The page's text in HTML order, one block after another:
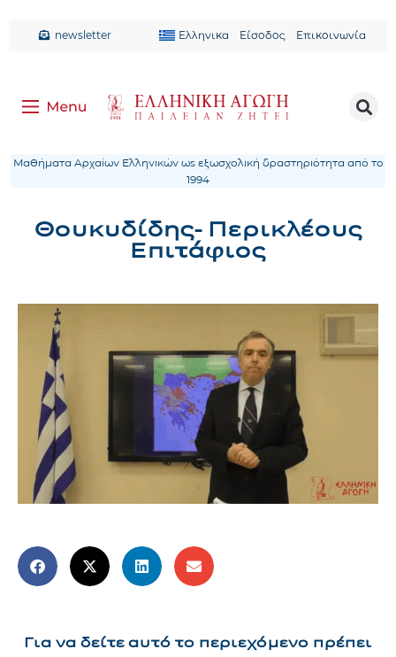
newsletter Ελληνικα Είσοδος Επικοινωνία
Μαθήματα Αρχαίων Ελληνικών ως εξωσχολική δραστηριότητα από το
1994
Θουκυδίδης- Περικλέους
Επιτάφιος
Για να δείτε αυτό το περιεχόμενο πρέπει